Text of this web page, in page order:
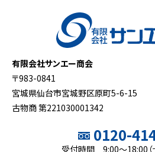
有限会社サンエー商会
〒983-0841
宮城県仙台市宮城野区原町5-6-15
古物商 第221030001342
0120-
受付時間 9:00～18:00（